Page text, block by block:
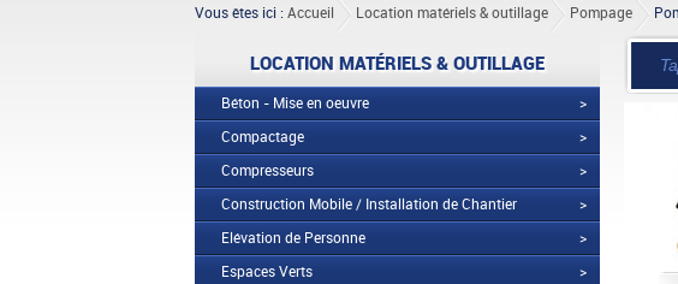
Vous êtes ici : Accueil Location matériels & outillage Pompage
LOCATION MATÉRIELS & OUTILLAGE
Béton - Mise en oeuvre
>
Compactage
>
Compresseurs
>
Construction Mobile / Installation de Chantier
>
Elévation de Personne
>
Espaces Verts
>